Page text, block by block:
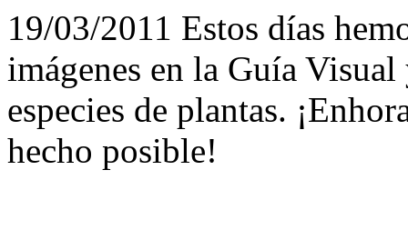
19/03/2011 Estos días
imágenes en la Guía
especies de plantas.
hecho posible!